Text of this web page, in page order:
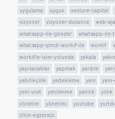
uygulama
uygun venture-capital
vizyoner
vizyoner-dusunce web-
whatsapp-ile-gönder
whatsapp-ile-
whatsapp-şimdi-workif-ile
workif
workifle-işler-yolunda
yakala
yapılacaklar
yapmak yardım
yebilikçilik
yedekleme yeni
yeni-uret
yenilenme yenilik yıllık
yönetim
yönetimi youtube
zihin-egzersizi